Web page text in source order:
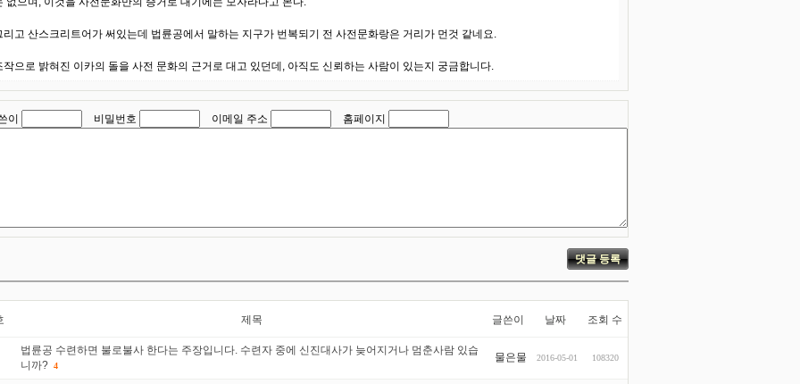
리고 산스크리트어가 써있는데 법륜공에서 말하는 지구가 번복되기 전 사전문화랑은 거리가 먼것 같네요.
작으로 밝혀진 이카의 돌을 사전 문화의 근거로 대고 있던데, 아직도 신뢰하는 사람이 있는지 궁금합니다.
이 비밀번호 이메일 주소 홈페이지
제목 글쓴이 날짜 조회 수
법륜공 수련하면 불로불사 한다는 주장입니다. 수련자 중에 신진대사가 늦어지거나 멈춘사람 있습
니까? 4
물은물 2016-05-01 108320